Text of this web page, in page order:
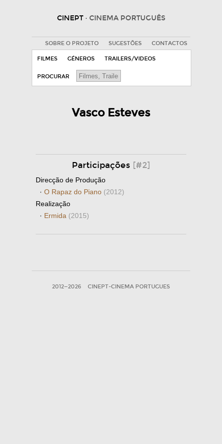
CINEPT · CINEMA PORTUGUÊS
SOBRE O PROJETO SUGESTÕES CONTACTOS
FILMES GÉNEROS TRAILERS/VIDEOS
PROCURAR
Vasco Esteves
Participações [#2]
Direcção de Produção
· O Rapaz do Piano (2012)
Realização
· Ermida (2015)
2012—2026 CINEPT-CINEMA PORTUGUES